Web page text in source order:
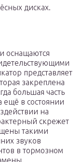
дисках.
оснащаются
представляет
закреплена
большая часть
ещё в состоянии
на
скрежет
такими
звуков
в тормозном